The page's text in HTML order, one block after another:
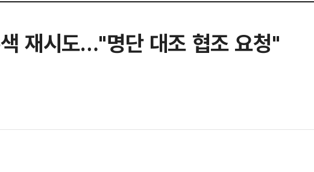
재시도…"명단 대조 협조 요청"